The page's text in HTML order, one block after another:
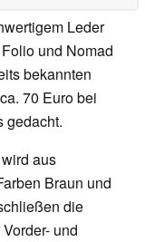
Leder
und Nomad
bekannten
70 Euro bei
gedacht.
aus
Braun und
die
und